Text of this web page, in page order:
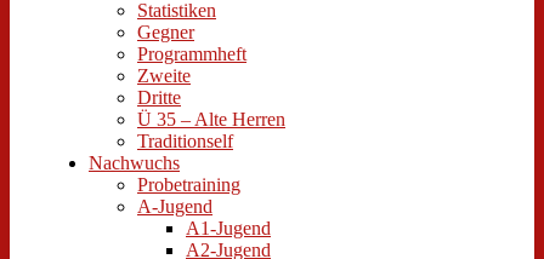
Statistiken
Gegner
Programmheft
Zweite
Dritte
Ü 35 – Alte Herren
Traditionself
Nachwuchs
Probetraining
A-Jugend
A1-Jugend
A2-Jugend